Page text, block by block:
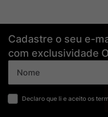
Cadastre o seu e-
com exclusividade
Declaro que li e aceito os